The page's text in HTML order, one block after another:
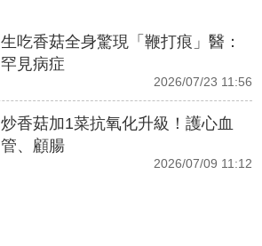
生吃香菇全身驚現「鞭打痕」醫：
罕見病症
2026/07/23 11:56
炒香菇加1菜抗氧化升級！護心血
管、顧腸
2026/07/09 11:12